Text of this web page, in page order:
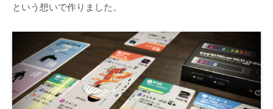
という想いで作りました。